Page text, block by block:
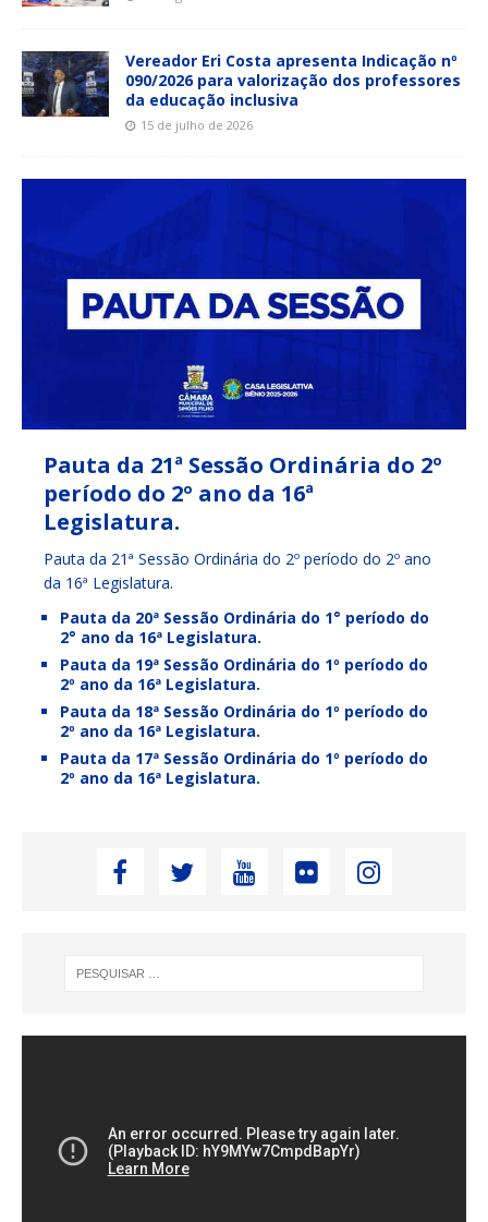
Vereador Eri Costa apresenta Indicação nº
090/2026 para valorização dos professores
da educação inclusiva
15 de julho de 2026
Pauta da 21ª Sessão Ordinária do 2º
período do 2º ano da 16ª
Legislatura.
Pauta da 21ª Sessão Ordinária do 2º período do 2º ano
da 16ª Legislatura.
Pauta da 20ª Sessão Ordinária do 1° período do
2° ano da 16ª Legislatura.
Pauta da 19ª Sessão Ordinária do 1º período do
2º ano da 16ª Legislatura.
Pauta da 18ª Sessão Ordinária do 1º período do
2º ano da 16ª Legislatura.
Pauta da 17ª Sessão Ordinária do 1º período do
2º ano da 16ª Legislatura.